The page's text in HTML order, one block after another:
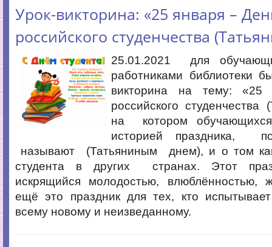
Урок-викторина: «25 января –
российского студенчества
25.01.2021 для
работниками библиотеки
викторина на тему:
российского студенчества
на котором
историей праздника,
называют (Татьяниным днем), и о том
студента в других странах. Этот
искрящийся молодостью, влюблённостью,
ещё это праздник для тех, кто
всему новому и неизведанному.